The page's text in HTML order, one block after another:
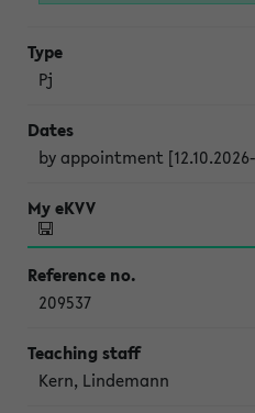
Pj
by appointment
209537
Kern, Lindemann